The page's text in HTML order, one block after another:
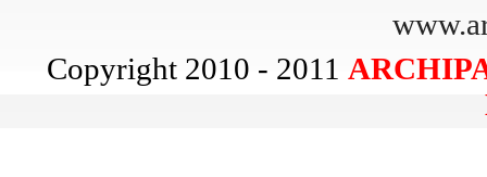
Copyright 2010 - 2011